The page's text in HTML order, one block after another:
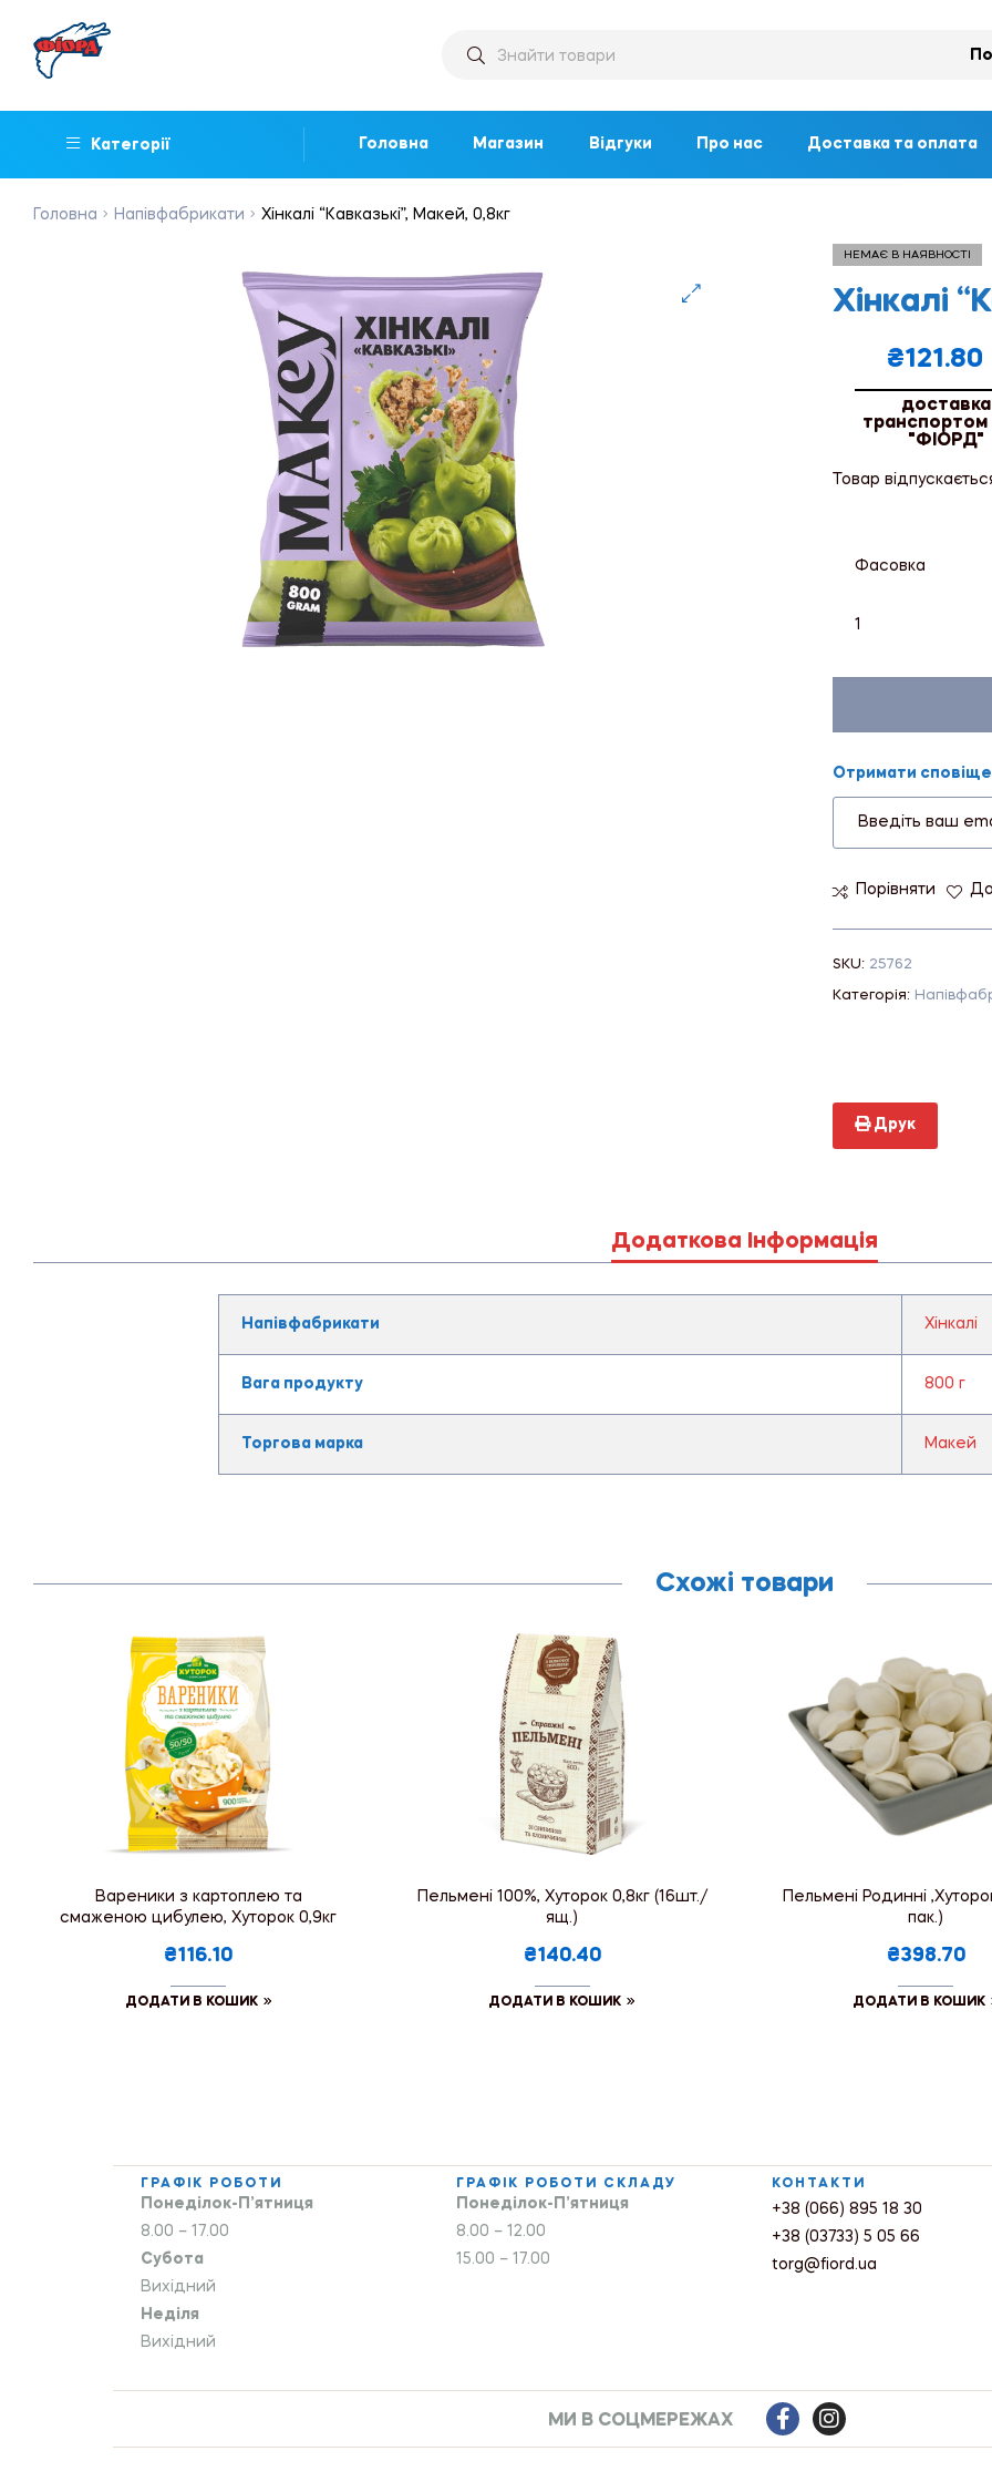
Категорії Головна Магазин Відгуки Про нас Доставка та оплата
Головна Напівфабрикати Хінкалі “Кавказькі”, Макей, 0,8кг
НЕМАЄ В НАЯВНОСТІ
Хінкалі
₴121.80
доставка
"ФІОРД"
Товар
Фасовка
1
Отримати
Порівняти
SKU: 25762
Категорія:
Друк
Додаткова Інформація
Напівфабрикати Хінкалі
Вага продукту 800 г
Торгова марка Макей
Схожі товари
Вареники з картоплею та
смаженою цибулею, Хуторок 0,9кг
₴116.10
ДОДАТИ В КОШИК
Пельмені 100%, Хуторок 0,8кг (16шт./
ящ.)
₴140.40
ДОДАТИ В КОШИК
Пельмені Родинні
пак.)
₴398.70
ДОДАТИ В КОШИК
ГРАФІК РОБОТИ
Понеділок-П’ятниця
8.00 – 17.00
Субота
Вихідний
Неділя
Вихідний
ГРАФІК РОБОТИ СКЛАДУ
Понеділок-П’ятниця
8.00 – 12.00
15.00 – 17.00
КОНТАКТИ
+38 (066) 895 18 30
+38 (03733) 5 05 66
torg@fiord.ua
МИ В СОЦМЕРЕЖАХ